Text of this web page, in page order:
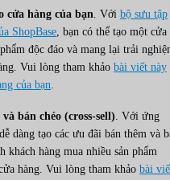
cửa hàng của bạn . Với bộ sưu tập
ShopBase , bạn có thể tạo một cửa
độc đáo và mang lại trải
Vui lòng tham khảo bài viết này
của bạn
bán chéo (cross-sell). Với ứng
dàng tạo các ưu đãi bán thêm và
khách hàng mua nhiều sản phẩm
hàng. Vui lòng tham khảo bài